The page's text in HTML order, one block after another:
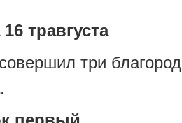
травгуста
три